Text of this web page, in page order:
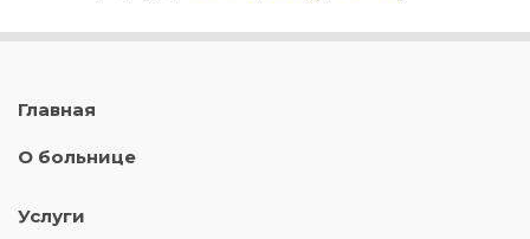
Главная
О больнице
Услуги